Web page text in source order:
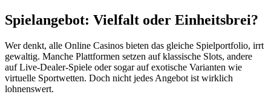
Spielangebot: Vielfalt oder Einheitsbrei?
Wer denkt, alle Online Casinos bieten das gleiche Spielportfolio, irrt
gewaltig. Manche Plattformen setzen auf klassische Slots, andere
auf Live-Dealer-Spiele oder sogar auf exotische Varianten wie
virtuelle Sportwetten. Doch nicht jedes Angebot ist wirklich
lohnenswert.